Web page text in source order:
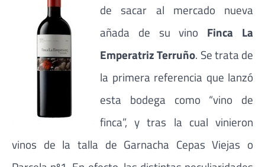
de sacar al mercado nueva
añada de su vino Finca La
Emperatriz Terruño. Se trata de
la primera referencia que lanzó
esta bodega como “vino de
finca”, y tras la cual vinieron
vinos de la talla de Garnacha Cepas Viejas o